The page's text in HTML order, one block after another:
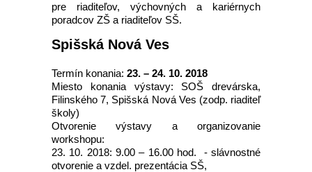
pre riaditeľov, výchovných a kariérnych
poradcov ZŠ a riaditeľov SŠ.
Spišská Nová Ves
Termín konania: 23. – 24. 10. 2018
Miesto konania výstavy: SOŠ drevárska,
Filinského 7, Spišská Nová Ves (zodp. riaditeľ
školy)
Otvorenie výstavy a organizovanie
workshopu:
23. 10. 2018: 9.00 – 16.00 hod. - slávnostné
otvorenie a vzdel. prezentácia SŠ,